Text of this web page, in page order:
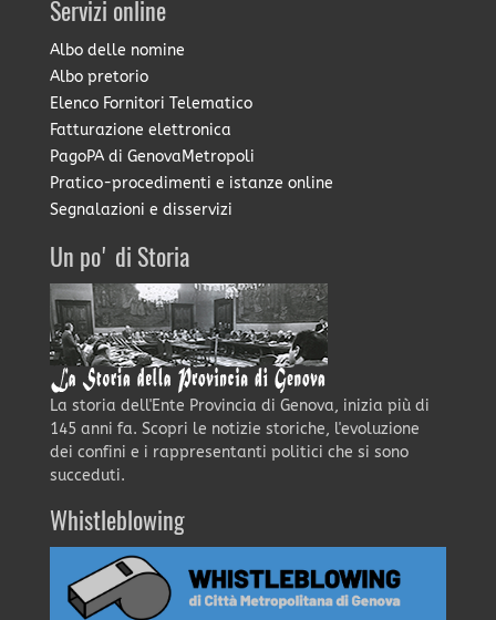
Servizi online
Albo delle nomine
Albo pretorio
Elenco Fornitori Telematico
Fatturazione elettronica
PagoPA di GenovaMetropoli
Pratico-procedimenti e istanze online
Segnalazioni e disservizi
Un po' di Storia
La storia dell'Ente Provincia di Genova, inizia più di
145 anni fa. Scopri le notizie storiche, l'evoluzione
dei confini e i rappresentanti politici che si sono
succeduti.
Whistleblowing